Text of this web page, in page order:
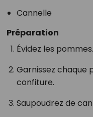
Cannelle
Préparation
Évidez les pommes.
Garnissez chaque
confiture.
Saupoudrez de